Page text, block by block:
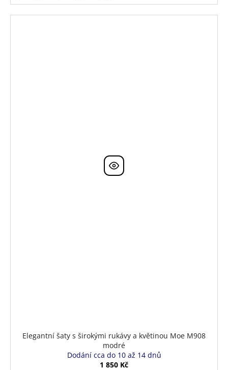
Elegantní šaty s širokými rukávy a květinou Moe M908
modré
Dodání cca do 10 až 14 dnů
1 850 Kč